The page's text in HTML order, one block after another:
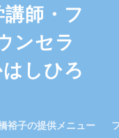
師・フ
ンセラ
しひろ
裕子の提供メニュー